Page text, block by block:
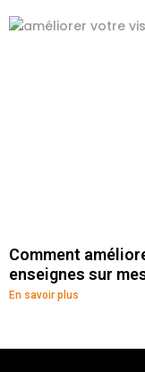
Comment
enseignes sur
En savoir plus